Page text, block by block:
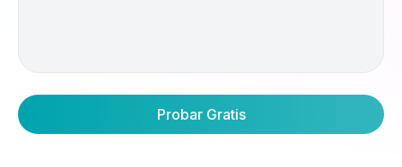
Probar Gratis